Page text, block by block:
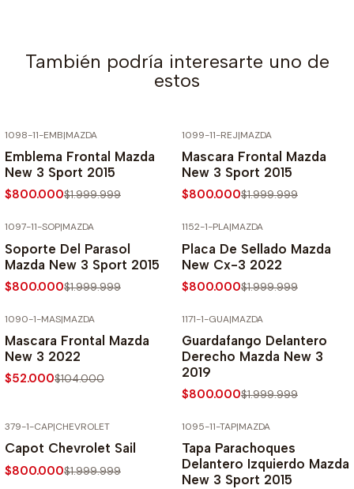
También podría interesarte uno de
estos
1098-11-EMB|MAZDA
Emblema Frontal Mazda
New 3 Sport 2015
$800.000$1.999.999
1099-11-REJ|MAZDA
Mascara Frontal Mazda
New 3 Sport 2015
$800.000$1.999.999
1097-11-SOP|MAZDA
Soporte Del Parasol
Mazda New 3 Sport 2015
$800.000$1.999.999
1152-1-PLA|MAZDA
Placa De Sellado Mazda
New Cx-3 2022
$800.000$1.999.999
1090-1-MAS|MAZDA
Mascara Frontal Mazda
New 3 2022
$52.000$104.000
1171-1-GUA|MAZDA
Guardafango Delantero
Derecho Mazda New 3
2019
$800.000$1.999.999
379-1-CAP|CHEVROLET
Capot Chevrolet Sail
$800.000$1.999.999
1095-11-TAP|MAZDA
Tapa Parachoques
Delantero Izquierdo Mazda
New 3 Sport 2015